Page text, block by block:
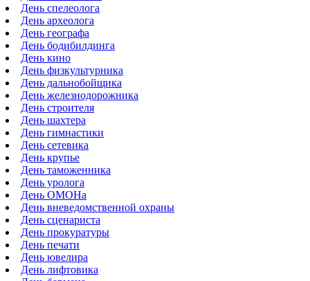
День спелеолога
День археолога
День географа
День бодибилдинга
День кино
День физкультурника
День дальнобойщика
День железнодорожника
День строителя
День шахтера
День гимнастики
День сетевика
День крупье
День таможенника
День уролога
День ОМОНа
День вневедомственной охраны
День сценариста
День прокуратуры
День печати
День ювелира
День лифтовика